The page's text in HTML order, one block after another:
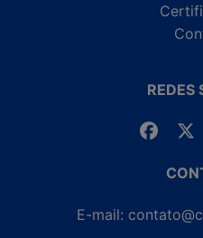
REDES
E-mail: